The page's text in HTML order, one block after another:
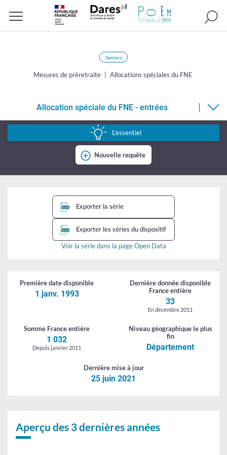
Seniors
Mesures de préretraite Allocations spéciales du FNE
-
Allocation spéciale du FNE - entrées
L’essentiel
Nouvelle requête
Exporter la série
Exporter les séries du dispositif
Voir la série dans la page Open Data
Première datedisponible
1 janv. 1993
Dernière donnéedisponible
France entière
33
En décembre 2011
Somme France entière
1 032
Depuis janvier 2011
Niveau géographique le plus
fin
Département
Dernièremise à jour
25 juin 2021
Aperçu des 3 dernières années